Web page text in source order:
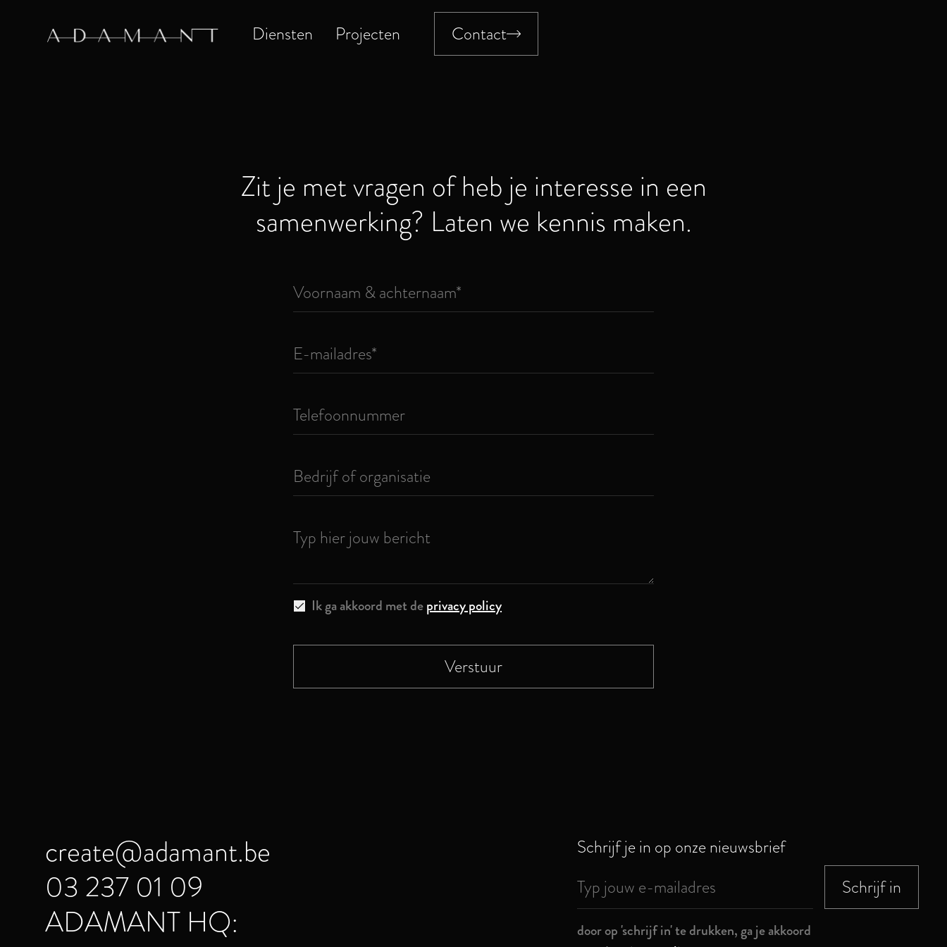
Diensten Projecten Contact
Zit je met vragen of heb je interesse in een
samenwerking? Laten we kennis maken.
Ik ga akkoord met deprivacy policy
create@adamant.be
03 237 01 09
ADAMANT HQ:
Schrijf je in op onze nieuwsbrief
door op 'schrijf in' te drukken, ga je akkoord